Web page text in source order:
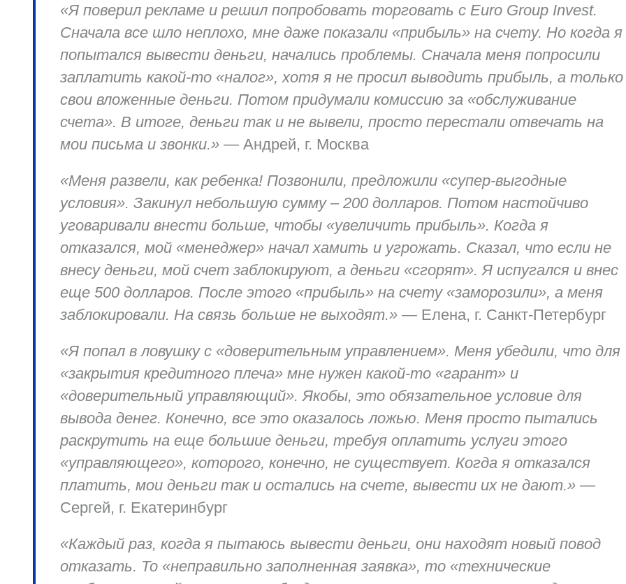
«Я поверил рекламе и решил попробовать торговать с Euro Group Invest.
Сначала все шло неплохо, мне даже показали «прибыль» на счету. Но когда я
попытался вывести деньги, начались проблемы. Сначала меня попросили
заплатить какой-то «налог», хотя я не просил выводить прибыль, а только
свои вложенные деньги. Потом придумали комиссию за «обслуживание
счета». В итоге, деньги так и не вывели, просто перестали отвечать на
мои письма и звонки.» — Андрей, г. Москва
«Меня развели, как ребенка! Позвонили, предложили «супер-выгодные
условия». Закинул небольшую сумму – 200 долларов. Потом настойчиво
уговаривали внести больше, чтобы «увеличить прибыль». Когда я
отказался, мой «менеджер» начал хамить и угрожать. Сказал, что если не
внесу деньги, мой счет заблокируют, а деньги «сгорят». Я испугался и внес
еще 500 долларов. После этого «прибыль» на счету «заморозили», а меня
заблокировали. На связь больше не выходят.» — Елена, г. Санкт-Петербург
«Я попал в ловушку с «доверительным управлением». Меня убедили, что для
«закрытия кредитного плеча» мне нужен какой-то «гарант» и
«доверительный управляющий». Якобы, это обязательное условие для
вывода денег. Конечно, все это оказалось ложью. Меня просто пытались
раскрутить на еще большие деньги, требуя оплатить услуги этого
«управляющего», которого, конечно, не существует. Когда я отказался
платить, мои деньги так и остались на счете, вывести их не дают.» —
Сергей, г. Екатеринбург
«Каждый раз, когда я пытаюсь вывести деньги, они находят новый повод
отказать. То «неправильно заполненная заявка», то «технические